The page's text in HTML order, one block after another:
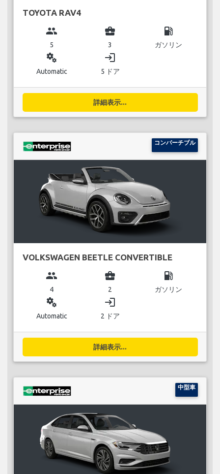
TOYOTA RAV4
group
5
business_center
3
local_gas_station
ガソリン
miscellaneous_services
Automatic
login
5 ドア
詳細表示...
コンバーチブル
VOLKSWAGEN BEETLE CONVERTIBLE
group
4
business_center
2
local_gas_station
ガソリン
miscellaneous_services
Automatic
login
2 ドア
詳細表示...
中型車